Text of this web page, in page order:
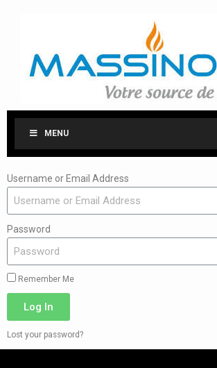
MENU
Username or Email Address
Password
Remember Me
Log In
Lost your password?